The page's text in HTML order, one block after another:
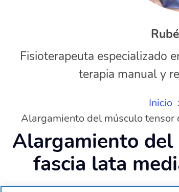
Fisioterapeuta especializado
terapia manual y
Inicio
Alargamiento del músculo
Alargamiento
fascia lata